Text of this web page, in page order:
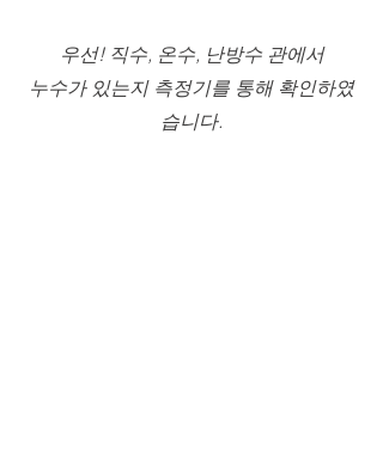
우선! 직수, 온수, 난방수 관에서
누수가 있는지 측정기를 통해 확인하였
습니다.